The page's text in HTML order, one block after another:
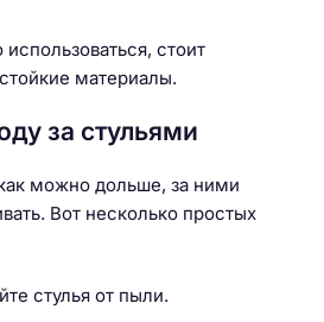
использоваться, стоит
материалы.
за стульями
можно дольше, за ними
Вот несколько простых
стулья от пыли.